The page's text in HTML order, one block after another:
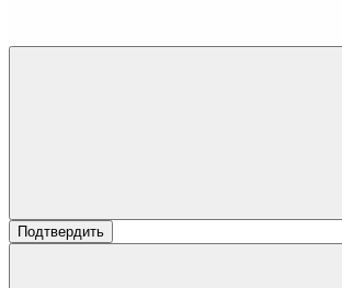
Подтвердить